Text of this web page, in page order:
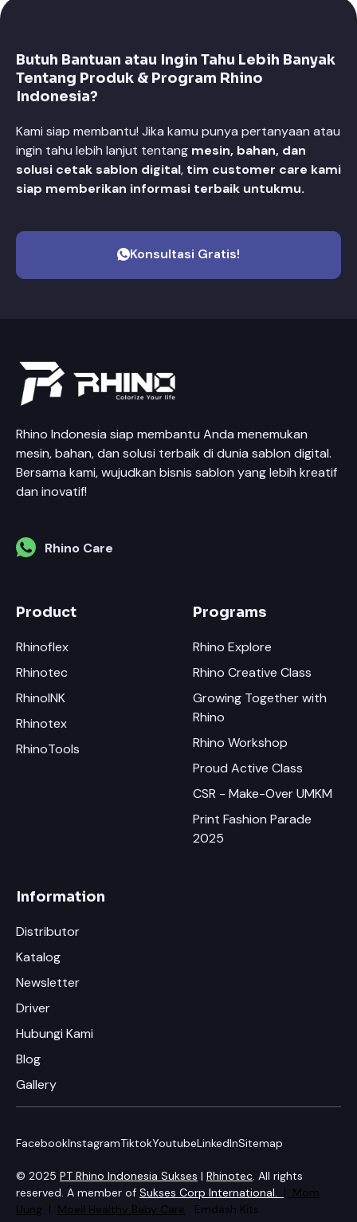
Butuh Bantuan atau Ingin Tahu Lebih Banyak
Tentang Produk & Program Rhino
Indonesia?
Kami siap membantu! Jika kamu punya pertanyaan atau
ingin tahu lebih lanjut tentang mesin, bahan, dan
solusi cetak sablon digital, tim customer care kami
siap memberikan informasi terbaik untukmu.
Konsultasi Gratis!
Rhino Indonesia siap membantu Anda menemukan
mesin, bahan, dan solusi terbaik di dunia sablon digital.
Bersama kami, wujudkan bisnis sablon yang lebih kreatif
dan inovatif!
Rhino Care
Product
Rhinoflex
Rhinotec
RhinoINK
Rhinotex
RhinoTools
Programs
Rhino Explore
Rhino Creative Class
Growing Together with
Rhino
Rhino Workshop
Proud Active Class
CSR - Make-Over UMKM
Print Fashion Parade
2025
Information
Distributor
Katalog
Newsletter
Driver
Hubungi Kami
Blog
Gallery
FacebookInstagramTiktokYoutubeLinkedInSitemap
© 2025 PT Rhino Indonesia Sukses | Rhinotec. All rights
reserved. A member of Sukses Corp International. | Mom
Uung | Moell Healthy Baby Care Emdash Kits
Minta Katalog & Pricelist Terbaru
Simulasi Potensi Usaha Sablon